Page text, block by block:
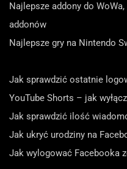
Najlepsze addony do
addonów
Najlepsze gry na Nintendo
Jak sprawdzić ostatnie
YouTube Shorts – jak
Jak sprawdzić ilość
Jak ukryć urodziny na
Jak wylogować Facebooka